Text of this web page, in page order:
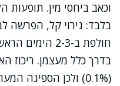
וכאב ביחסי מין. תופעות
בלבד: גירוי קל, הפרשה
חולפת ב-2-3
בדרך כלל מעצמן. ריכוז
(0.1%) ולכן הספיגה